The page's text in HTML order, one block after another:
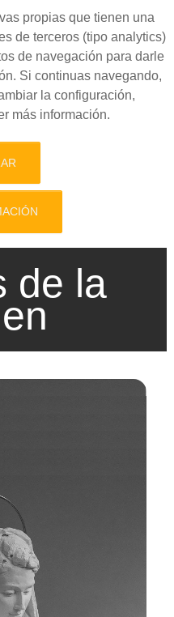
propias que tienen una
de terceros (tipo analytics)
de navegación para darle
Si continuas navegando,
la configuración,
más información.
de la